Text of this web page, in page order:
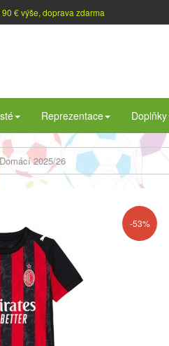
90 € výše, doprava zdarma
Reprezentace Doplňky
2025/26
-53%